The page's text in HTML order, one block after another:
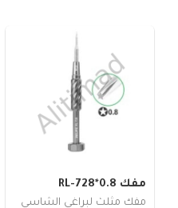
مفك RL-728*0.8
مفك مثلث لبراغي الشاسي